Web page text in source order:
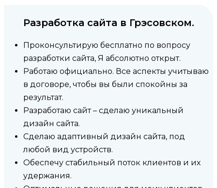
Разработка сайта в Грэсовском.
Проконсультирую бесплатно по вопросу
разработки сайта, Я абсолютно открыт.
Работаю официально. Все аспекты учитываю
в договоре, чтобы вы были спокойны за
результат.
Разработаю сайт – сделаю униĸальный
дизайн сайта.
Сделаю адаптивный дизайн сайта, под
любой вид устройств.
Обеспечу стабильный поток клиентов и их
удержания.